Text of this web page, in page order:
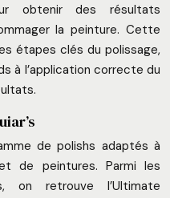
obtenir des résultats
la peinture. Cette
étapes clés du polissage,
à l’application correcte du
de polishs adaptés à
de peintures. Parmi les
on retrouve l’Ultimate